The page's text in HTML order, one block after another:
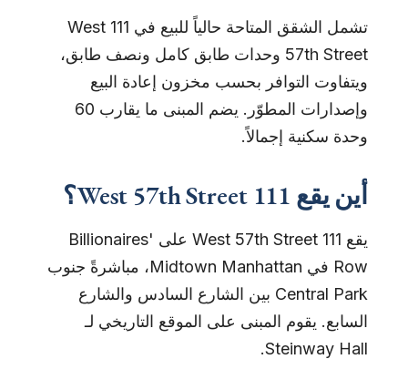
تشمل الشقق المتاحة حالياً للبيع في 111 West
57th Street وحدات طابق كامل ونصف طابق،
ويتفاوت التوافر بحسب مخزون إعادة البيع
وإصدارات المطوّر. يضم المبنى ما يقارب 60
وحدة سكنية إجمالاً.
أين يقع 111 West 57th Street؟
يقع 111 West 57th Street على Billionaires'
Row في Midtown Manhattan، مباشرةً جنوب
Central Park بين الشارع السادس والشارع
السابع. يقوم المبنى على الموقع التاريخي لـ
Steinway Hall.